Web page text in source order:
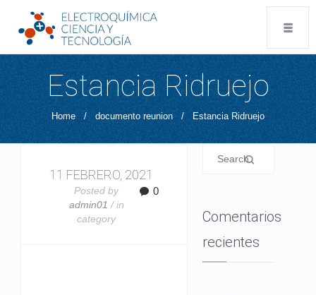
Estancia Ridruejo
Home / documento reunion / Estancia Ridruejo
11 FEBRERO, 2021
Posted by
admin01 / in
category
0
Comentarios
recientes